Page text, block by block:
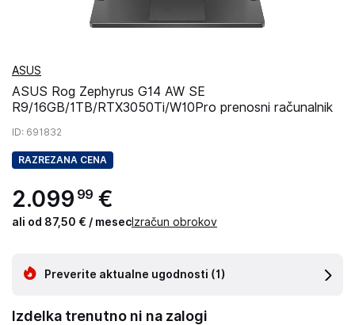
ASUS
ASUS Rog Zephyrus G14 AW SE
R9/16GB/1TB/RTX3050Ti/W10Pro prenosni računalnik
ID: 691832
RAZREZANA CENA
2.099 99 €
ali od 87,50 € / mesec Izračun obrokov
Preverite aktualne ugodnosti (1)
Izdelka trenutno ni na zalogi